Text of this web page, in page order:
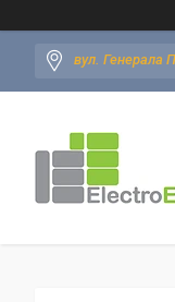
вул. Генерала